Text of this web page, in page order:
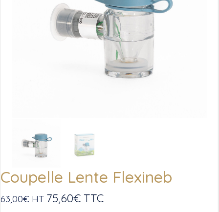
Coupelle Lente Flexineb
63,00€ HT 75,60€ TTC